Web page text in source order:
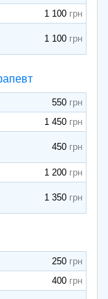
1 100
1 100
550
1 450
450
1 200
1 350
250
400